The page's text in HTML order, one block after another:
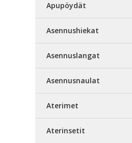
Apupöydät
Asennushiekat
Asennuslangat
Asennusnaulat
Aterimet
Aterinsetit